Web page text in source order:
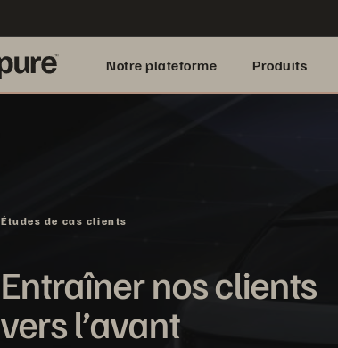
Notre plateforme Produits
Études de cas clients
Entraîner nos clients
vers l’avant